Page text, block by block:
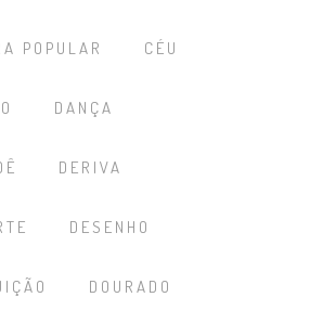
POPULAR CÉU
DANÇA
DERIVA
DESENHO
DOURADO